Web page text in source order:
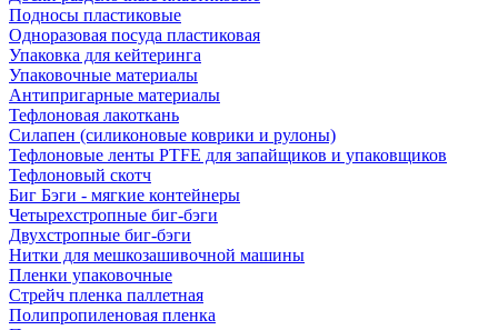
Подносы пластиковые
Одноразовая посуда пластиковая
Упаковка для кейтеринга
Упаковочные материалы
Антипригарные материалы
Тефлоновая лакоткань
Силапен (силиконовые коврики и рулоны)
Тефлоновые ленты PTFE для запайщиков и упаковщиков
Тефлоновый скотч
Биг Бэги - мягкие контейнеры
Четырехстропные биг-бэги
Двухстропные биг-бэги
Нитки для мешкозашивочной машины
Пленки упаковочные
Стрейч пленка паллетная
Полипропиленовая пленка